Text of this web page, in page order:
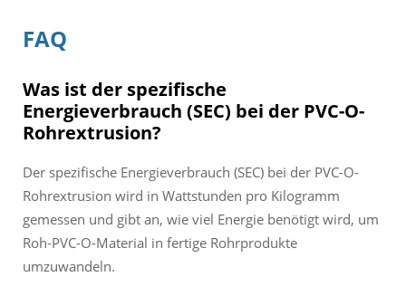
FAQ
Was ist der spezifische
Energieverbrauch (SEC) bei der PVC-O-
Rohrextrusion?
Der spezifische Energieverbrauch (SEC) bei der PVC-O-
Rohrextrusion wird in Wattstunden pro Kilogramm
gemessen und gibt an, wie viel Energie benötigt wird, um
Roh-PVC-O-Material in fertige Rohrprodukte
umzuwandeln.